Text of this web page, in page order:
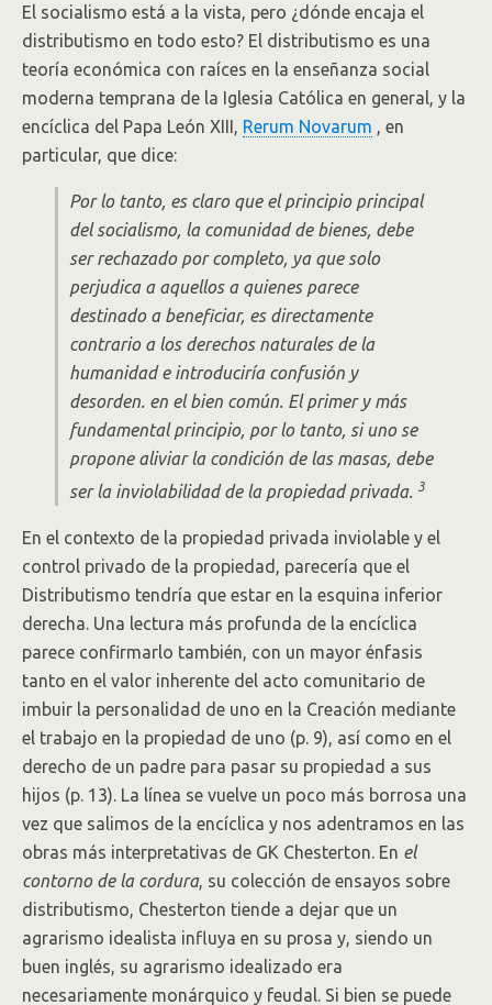
El socialismo está a la vista, pero ¿dónde encaja el
distributismo en todo esto? El distributismo es una
teoría económica con raíces en la enseñanza social
moderna temprana de la Iglesia Católica en general, y la
encíclica del Papa León XIII, Rerum Novarum , en
particular, que dice:
Por lo tanto, es claro que el principio principal
del socialismo, la comunidad de bienes, debe
ser rechazado por completo, ya que solo
perjudica a aquellos a quienes parece
destinado a beneficiar, es directamente
contrario a los derechos naturales de la
humanidad e introduciría confusión y
desorden. en el bien común. El primer y más
fundamental principio, por lo tanto, si uno se
propone aliviar la condición de las masas, debe
ser la inviolabilidad de la propiedad privada. 3
En el contexto de la propiedad privada inviolable y el
control privado de la propiedad, parecería que el
Distributismo tendría que estar en la esquina inferior
derecha. Una lectura más profunda de la encíclica
parece confirmarlo también, con un mayor énfasis
tanto en el valor inherente del acto comunitario de
imbuir la personalidad de uno en la Creación mediante
el trabajo en la propiedad de uno (p. 9), así como en el
derecho de un padre para pasar su propiedad a sus
hijos (p. 13). La línea se vuelve un poco más borrosa una
vez que salimos de la encíclica y nos adentramos en las
obras más interpretativas de GK Chesterton. En el
contorno de la cordura, su colección de ensayos sobre
distributismo, Chesterton tiende a dejar que un
agrarismo idealista influya en su prosa y, siendo un
buen inglés, su agrarismo idealizado era
necesariamente monárquico y feudal. Si bien se puede